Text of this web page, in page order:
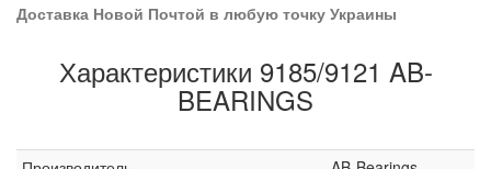
Доставка Новой Почтой в любую точку Украины
Характеристики 9185/9121 AB-
BEARINGS